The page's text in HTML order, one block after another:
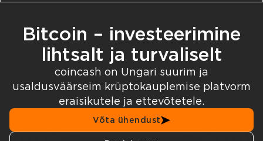
Bitcoin – investeerimine
lihtsalt ja turvaliselt
coincash on Ungari suurim ja
usaldusväärseim krüptokauplemise platvorm
eraisikutele ja ettevõtetele.
Võta ühendust